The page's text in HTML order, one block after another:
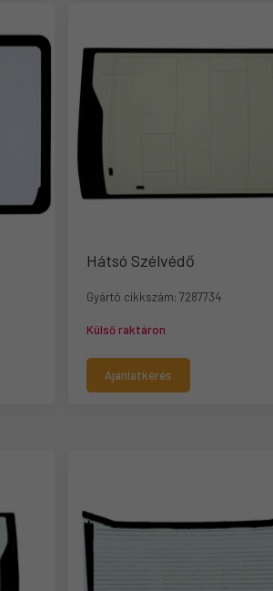
Hátsó Szélvédő
Gyártó cikkszám: 7287734
Külső raktáron
Ajánlatkérés